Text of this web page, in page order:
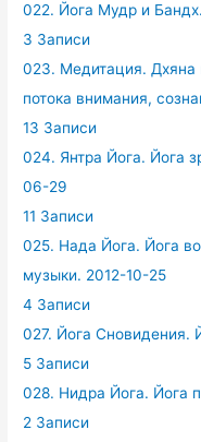
022. Йога Мудр и
3 Записи
023. Медитация. Дхяна
потока внимания,
13 Записи
024. Янтра Йога. Йога
06-29
11 Записи
025. Нада Йога. Йога
музыки. 2012-10-25
4 Записи
027. Йога Сновидения.
5 Записи
028. Нидра Йога. Йога
2 Записи